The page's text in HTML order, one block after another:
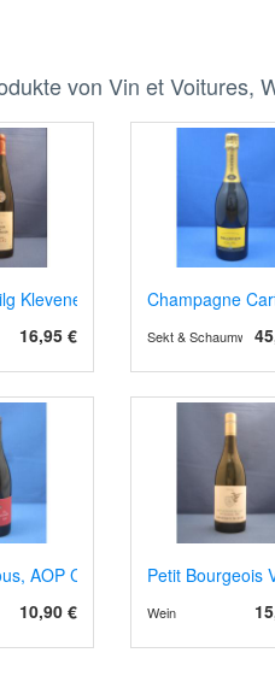
von Vin et Voitures,
Klevener de Heiligenstein 2023/4
16,95 €
Champagne
Sekt & Schaumwein
AOP Corbières 2023
10,90 €
Petit Bourgeois
Wein